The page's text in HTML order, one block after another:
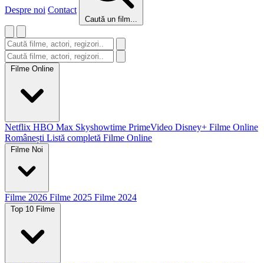
Despre noi Contact
Caută un film...
Filme Online
Netflix HBO Max Skyshowtime PrimeVideo Disney+ Filme Online
Românești Listă completă Filme Online
Filme Noi
Filme 2026 Filme 2025 Filme 2024
Top 10 Filme